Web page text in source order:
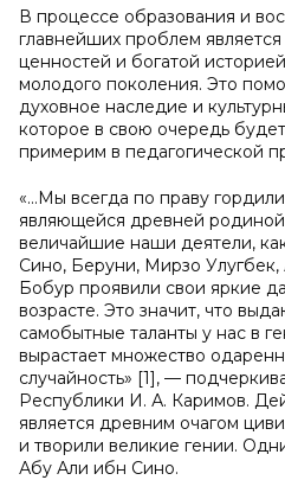
В процессе образования и
главнейших проблем
ценностей и богатой
молодого поколения. Это
духовное наследие и
которое в свою очередь
примерим в педагогической
«…Мы всегда по праву
являющейся древней родиной
величайшие наши деятели,
Сино, Беруни, Мирзо
Бобур проявили свои яркие
возрасте. Это значит, что
самобытные таланты у нас в
вырастает множество
случайность» [1], —
Республики И. А. Каримов.
является древним очагом
и творили великие гении.
Абу Али ибн Сино.